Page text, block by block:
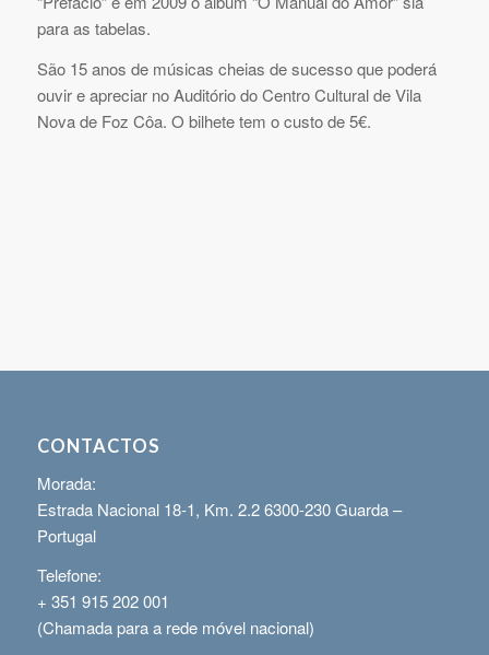
para as tabelas.
São 15 anos de músicas cheias de sucesso que poderá
ouvir e apreciar no Auditório do Centro Cultural de Vila
Nova de Foz Côa. O bilhete tem o custo de 5€.
CONTACTOS
Morada:
Estrada Nacional 18-1, Km. 2.2 6300-230 Guarda –
Portugal
Telefone:
+ 351 915 202 001
(Chamada para a rede móvel nacional)